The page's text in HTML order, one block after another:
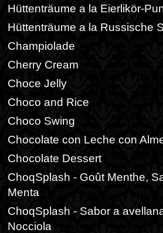
Hüttenträume a la Eierlikör-
Hüttenträume a la Russische
Champiolade
Cherry Cream
Choce Jelly
Choco and Rice
Choco Swing
Chocolate con Leche con
Chocolate Dessert
ChoqSplash - Goût Menthe,
Menta
ChoqSplash - Sabor a
Nocciola